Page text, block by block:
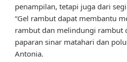
penampilan, tetapi juga dari
“Gel rambut dapat membantu
rambut dan melindungi rambut
paparan sinar matahari dan
Antonia.